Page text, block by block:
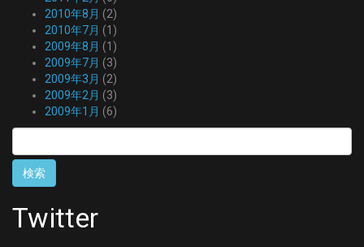
2010年8月 (2)
2010年7月 (1)
2009年8月 (1)
2009年7月 (3)
2009年3月 (2)
2009年2月 (3)
2009年1月 (6)
索:
Twitter